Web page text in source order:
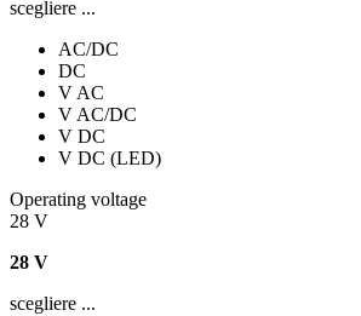
scegliere ...
AC/DC
DC
V AC
V AC/DC
V DC
V DC (LED)
Operating voltage
28 V
28 V
scegliere ...